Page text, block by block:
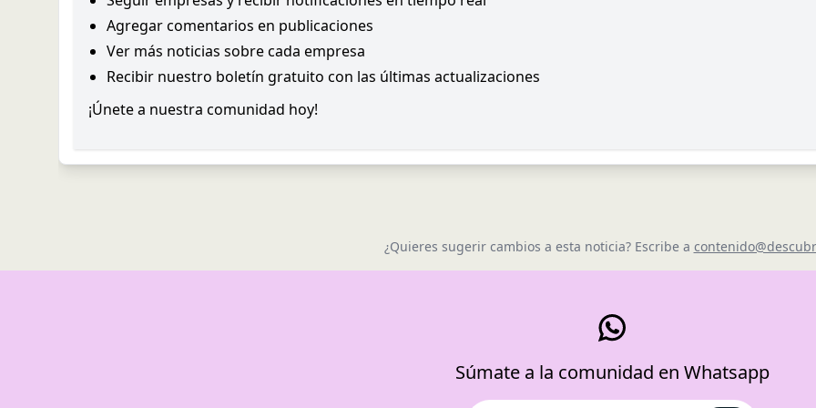
Agregar comentarios en publicaciones
Ver más noticias sobre cada empresa
Recibir nuestro boletín gratuito con las últimas actualizaciones
¡Únete a nuestra comunidad hoy!
¿Quieres sugerir cambios a esta noticia? Escribe a
Súmate a la comunidad en Whatsapp